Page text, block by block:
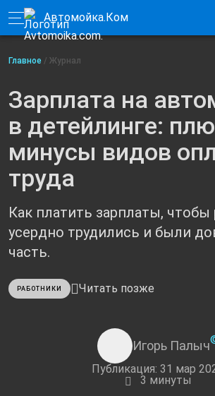
Автомойка.Ком
Главное / Журнал
Зарплата на
в детейлинге:
минусы видов
труда
Как платить зарплаты, чтобы
усердно трудились и были
часть.
РАБОТНИКИ Читать позже
Игорь Палыч
Публикация: 31 мар
3 минуты